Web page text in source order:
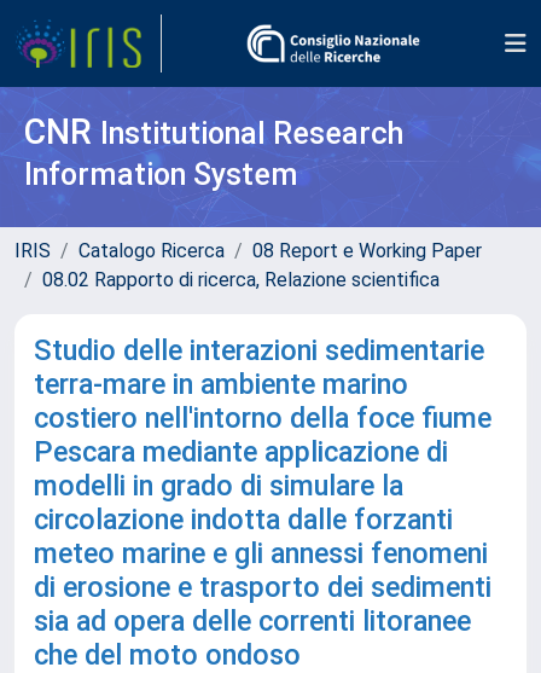
CNR Institutional Research
Information System
IRIS Catalogo Ricerca
08 Report e Working Paper
08.02 Rapporto di ricerca, Relazione scientifica
Studio delle interazioni sedimentarie
terra-mare in ambiente marino
costiero nell'intorno della foce fiume
Pescara mediante applicazione di
modelli in grado di simulare la
circolazione indotta dalle forzanti
meteo marine e gli annessi fenomeni
di erosione e trasporto dei sedimenti
sia ad opera delle correnti litoranee
che del moto ondoso